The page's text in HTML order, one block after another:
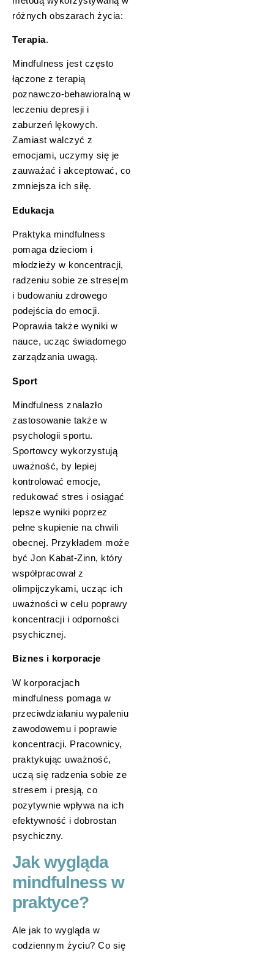
różnych obszarach życia:
Terapia.
Mindfulness jest często
łączone z terapią
poznawczo-behawioralną w
leczeniu depresji i
zaburzeń lękowych.
Zamiast walczyć z
emocjami, uczymy się je
zauważać i akceptować, co
zmniejsza ich siłę.
Edukacja
Praktyka mindfulness
pomaga dzieciom i
młodzieży w koncentracji,
radzeniu sobie ze strese|m
i budowaniu zdrowego
podejścia do emocji.
Poprawia także wyniki w
nauce, ucząc świadomego
zarządzania uwagą.
Sport
Mindfulness znalazło
zastosowanie także w
psychologii sportu.
Sportowcy wykorzystują
uważność, by lepiej
kontrolować emocje,
redukować stres i osiągać
lepsze wyniki poprzez
pełne skupienie na chwili
obecnej. Przykładem może
być Jon Kabat-Zinn, który
współpracował z
olimpijczykami, ucząc ich
uważności w celu poprawy
koncentracji i odporności
psychicznej.
Biznes i korporacje
W korporacjach
mindfulness pomaga w
przeciwdziałaniu wypaleniu
zawodowemu i poprawie
koncentracji. Pracownicy,
praktykując uważność,
uczą się radzenia sobie ze
stresem i presją, co
pozytywnie wpływa na ich
efektywność i dobrostan
psychiczny.
Jak wygląda
mindfulness w
praktyce?
Ale jak to wygląda w
codziennym życiu? Co się